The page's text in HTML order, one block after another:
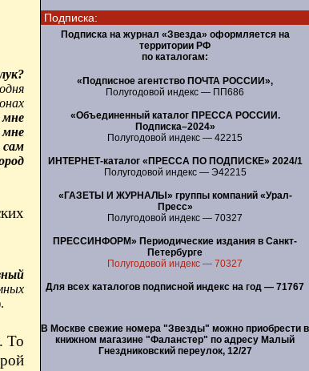
То
Подписка:
Подписка на журнал «Звезда» оформляется на
территории РФ
по каталогам:
«Подписное агентство ПОЧТА РОССИИ»,
Полугодовой индекс — ПП686
«Объединенный каталог ПРЕССА РОССИИ.
Подписка–2024»
Полугодовой индекс — 42215
ИНТЕРНЕТ-каталог «ПРЕССА ПО ПОДПИСКЕ» 2024/1
Полугодовой индекс — Э42215
«ГАЗЕТЫ И ЖУРНАЛЫ» группы компаний «Урал-
Пресс»
Полугодовой индекс — 70327
ПРЕССИНФОРМ» Периодические издания в Санкт-
Петербурге
Полугодовой индекс — 70327
Для всех каталогов подписной индекс на год — 71767
В Москве свежие номера "Звезды" можно приобрести в
книжном магазине "Фаланстер" по адресу Малый
Гнездниковский переулок, 12/27